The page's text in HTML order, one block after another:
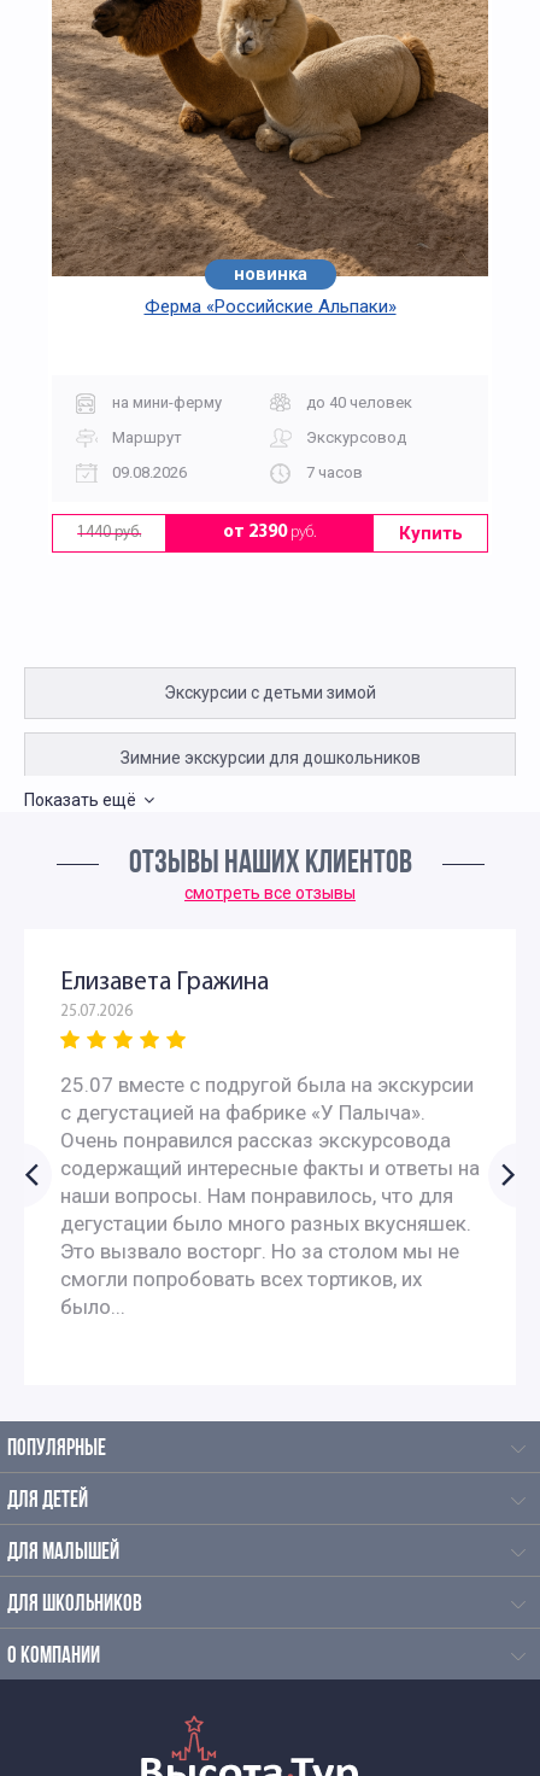
новинка
Ферма «Российские Альпаки»
на мини-ферму
до 40 человек
Маршрут
Экскурсовод
09.08.2026
7 часов
1440 руб. от 2390руб. Купить
Экскурсии с детьми зимой
Зимние экскурсии для дошкольников
Зимние экскурсии для школьников начальных классов в
Экскурсии на зимние каникулы для школьников
Новогодние экскурсии по Москве
Новогодние экскурсии для детей в Москве
Новогодние экскурсии для дошкольников
Экскурсии на новый год для детей начальной школы
Показать ещё
ОТЗЫВЫ НАШИХ КЛИЕНТОВ
смотреть все отзывы
Елизавета Гражина
25.07.2026
25.07 вместе с подругой была на экскурсии
с дегустацией на фабрике «У Палыча».
Очень понравился рассказ экскурсовода
содержащий интересные факты и ответы на
наши вопросы. Нам понравилось, что для
дегустации было много разных вкусняшек.
Это вызвало восторг. Но за столом мы не
смогли попробовать всех тортиков, их
было...
ПОПУЛЯРНЫЕ
ДЛЯ ДЕТЕЙ
ДЛЯ МАЛЫШЕЙ
ДЛЯ ШКОЛЬНИКОВ
О КОМПАНИИ